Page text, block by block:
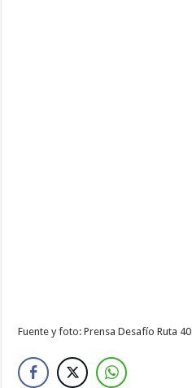
Fuente y foto: Prensa Desafío Ruta 40